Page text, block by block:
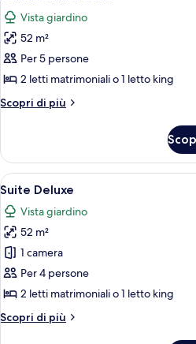
tutte
le
foto
per
Deluxe
Junior
Suite
Vista giardino
52 m²
Per 5 persone
2 letti matrimoniali o 1 letto king
Scopri di più
Altri
Junior
Suite
Apri
tutte
le
foto
per
Suite
Deluxe
13
Suite Deluxe
Vista giardino
52 m²
1 camera
Per 4 persone
2 letti matrimoniali o 1 letto king
Scopri di più
Altri